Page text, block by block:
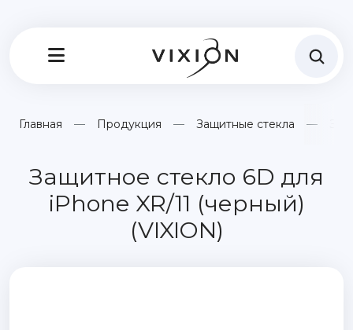
Главная Продукция Защитные стекла
Защитное стекло 6D для
iPhone XR/11 (черный)
(VIXION)